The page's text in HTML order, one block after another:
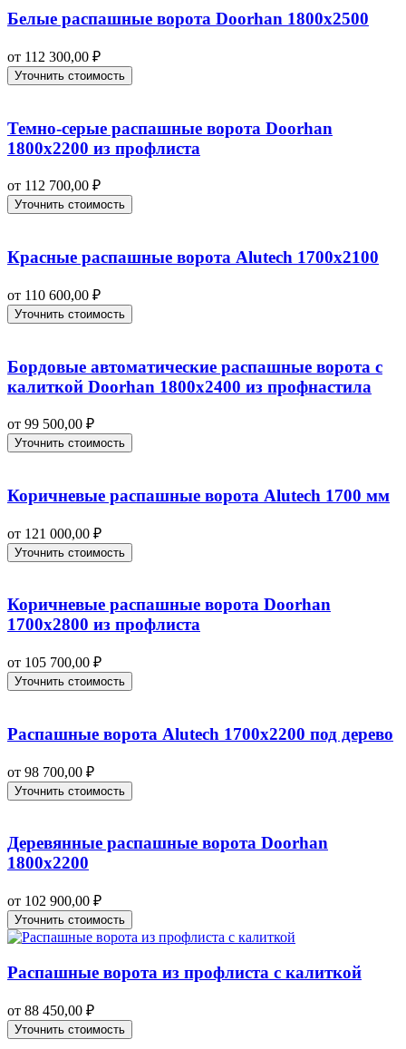
Белые распашные ворота Doorhan 1800х2500
от 112 300,00 ₽
Уточнить стоимость
Темно-серые распашные ворота Doorhan
1800х2200 из профлиста
от 112 700,00 ₽
Уточнить стоимость
Красные распашные ворота Alutech 1700х2100
от 110 600,00 ₽
Уточнить стоимость
Бордовые автоматические распашные ворота с
калиткой Doorhan 1800х2400 из профнастила
от 99 500,00 ₽
Уточнить стоимость
Коричневые распашные ворота Alutech 1700 мм
от 121 000,00 ₽
Уточнить стоимость
Коричневые распашные ворота Doorhan
1700х2800 из профлиста
от 105 700,00 ₽
Уточнить стоимость
Распашные ворота Alutech 1700х2200 под дерево
от 98 700,00 ₽
Уточнить стоимость
Деревянные распашные ворота Doorhan
1800х2200
от 102 900,00 ₽
Уточнить стоимость
Распашные ворота из профлиста с калиткой
от 88 450,00 ₽
Уточнить стоимость